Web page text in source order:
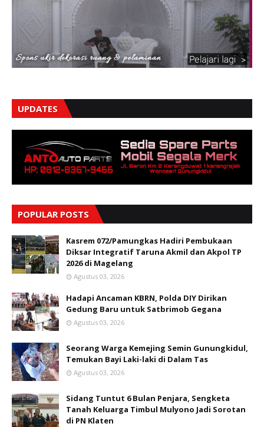
UPDATES
POPULAR POSTS
Kasrem 072/Pamungkas Hadiri Pembukaan
Diksar Integratif Taruna Akmil dan Akpol TP
2026 di Magelang
Agustus 03, 2026
Hadapi Ancaman KBRN, Polda DIY Dirikan
Gedung Baru untuk Satbrimob Gegana
Agustus 03, 2026
Seorang Warga Kemejing Semin Gunungkidul,
Temukan Bayi Laki-laki di Dalam Tas
Agustus 03, 2026
Sidang Tuntut 6 Bulan Penjara, Sengketa
Tanah Keluarga Timbul Mulyono Jadi Sorotan
di PN Klaten